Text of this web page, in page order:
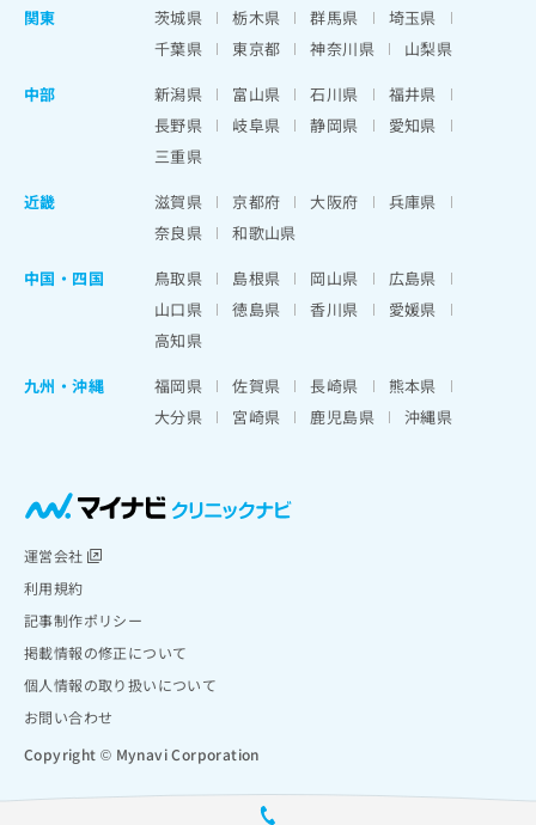
関東
茨城県 栃木県 群馬県
埼玉県
千葉県
東京都 神奈川県
山梨県
中部
新潟県 富山県 石川県
福井県
長野県
岐阜県 静岡県
愛知県
三重県
近畿
滋賀県 京都府 大阪府
兵庫県
奈良県
和歌山県
中国・四国
鳥取県 島根県 岡山県
広島県
山口県
徳島県 香川県
愛媛県
高知県
九州・沖縄
福岡県 佐賀県 長崎県
熊本県
大分県
宮崎県 鹿児島県 沖縄県
運営会社
利用規約
記事制作ポリシー
掲載情報の修正について
個人情報の取り扱いについて
お問い合わせ
Copyright © Mynavi Corporation